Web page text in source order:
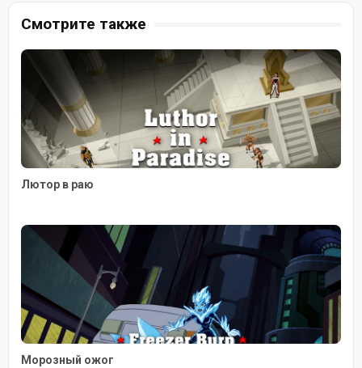
Смотрите также
Лютор в раю
Морозный ожог